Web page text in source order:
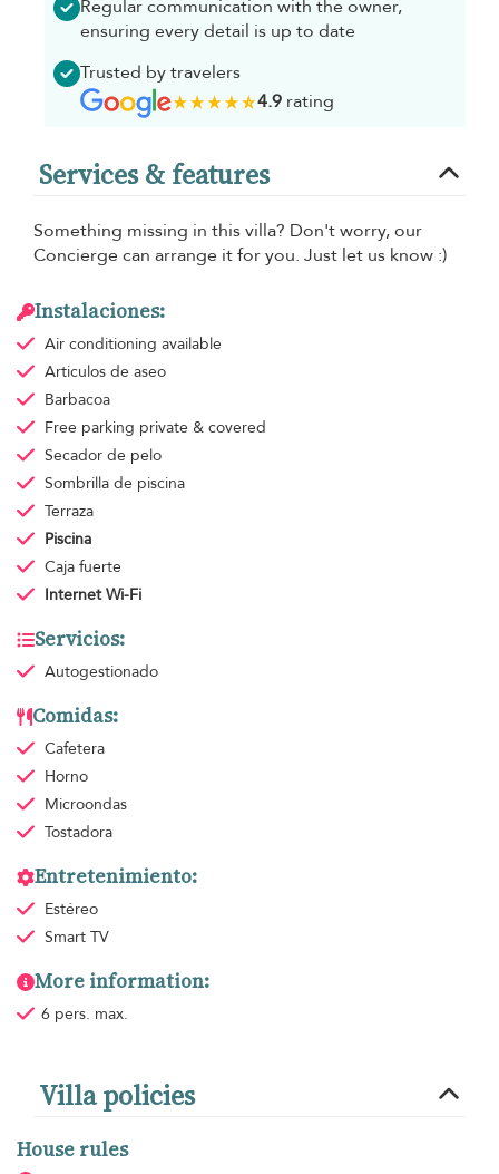
Regular communication with the owner,
ensuring every detail is up to date
Trusted by travelers
4.9rating
Services & features
Something missing in this villa? Don't worry, our
Concierge can arrange it for you. Just let us know :)
Instalaciones:
Air conditioning available
Articulos de aseo
Barbacoa
Free parking private & covered
Secador de pelo
Sombrilla de piscina
Terraza
Piscina
Caja fuerte
Internet Wi-Fi
Servicios:
Autogestionado
Comidas:
Cafetera
Horno
Microondas
Tostadora
Entretenimiento:
Estéreo
Smart TV
More information:
6 pers. max.
Villa policies
House rules